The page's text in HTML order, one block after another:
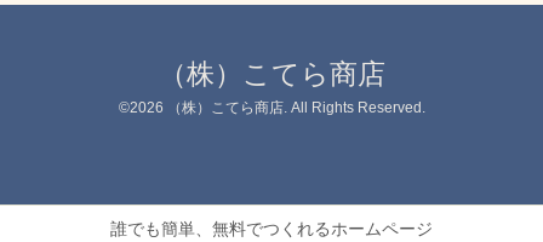
（株）こてら商店
©2026 （株）こてら商店. All Rights Reserved.
誰でも簡単、無料でつくれるホームページ